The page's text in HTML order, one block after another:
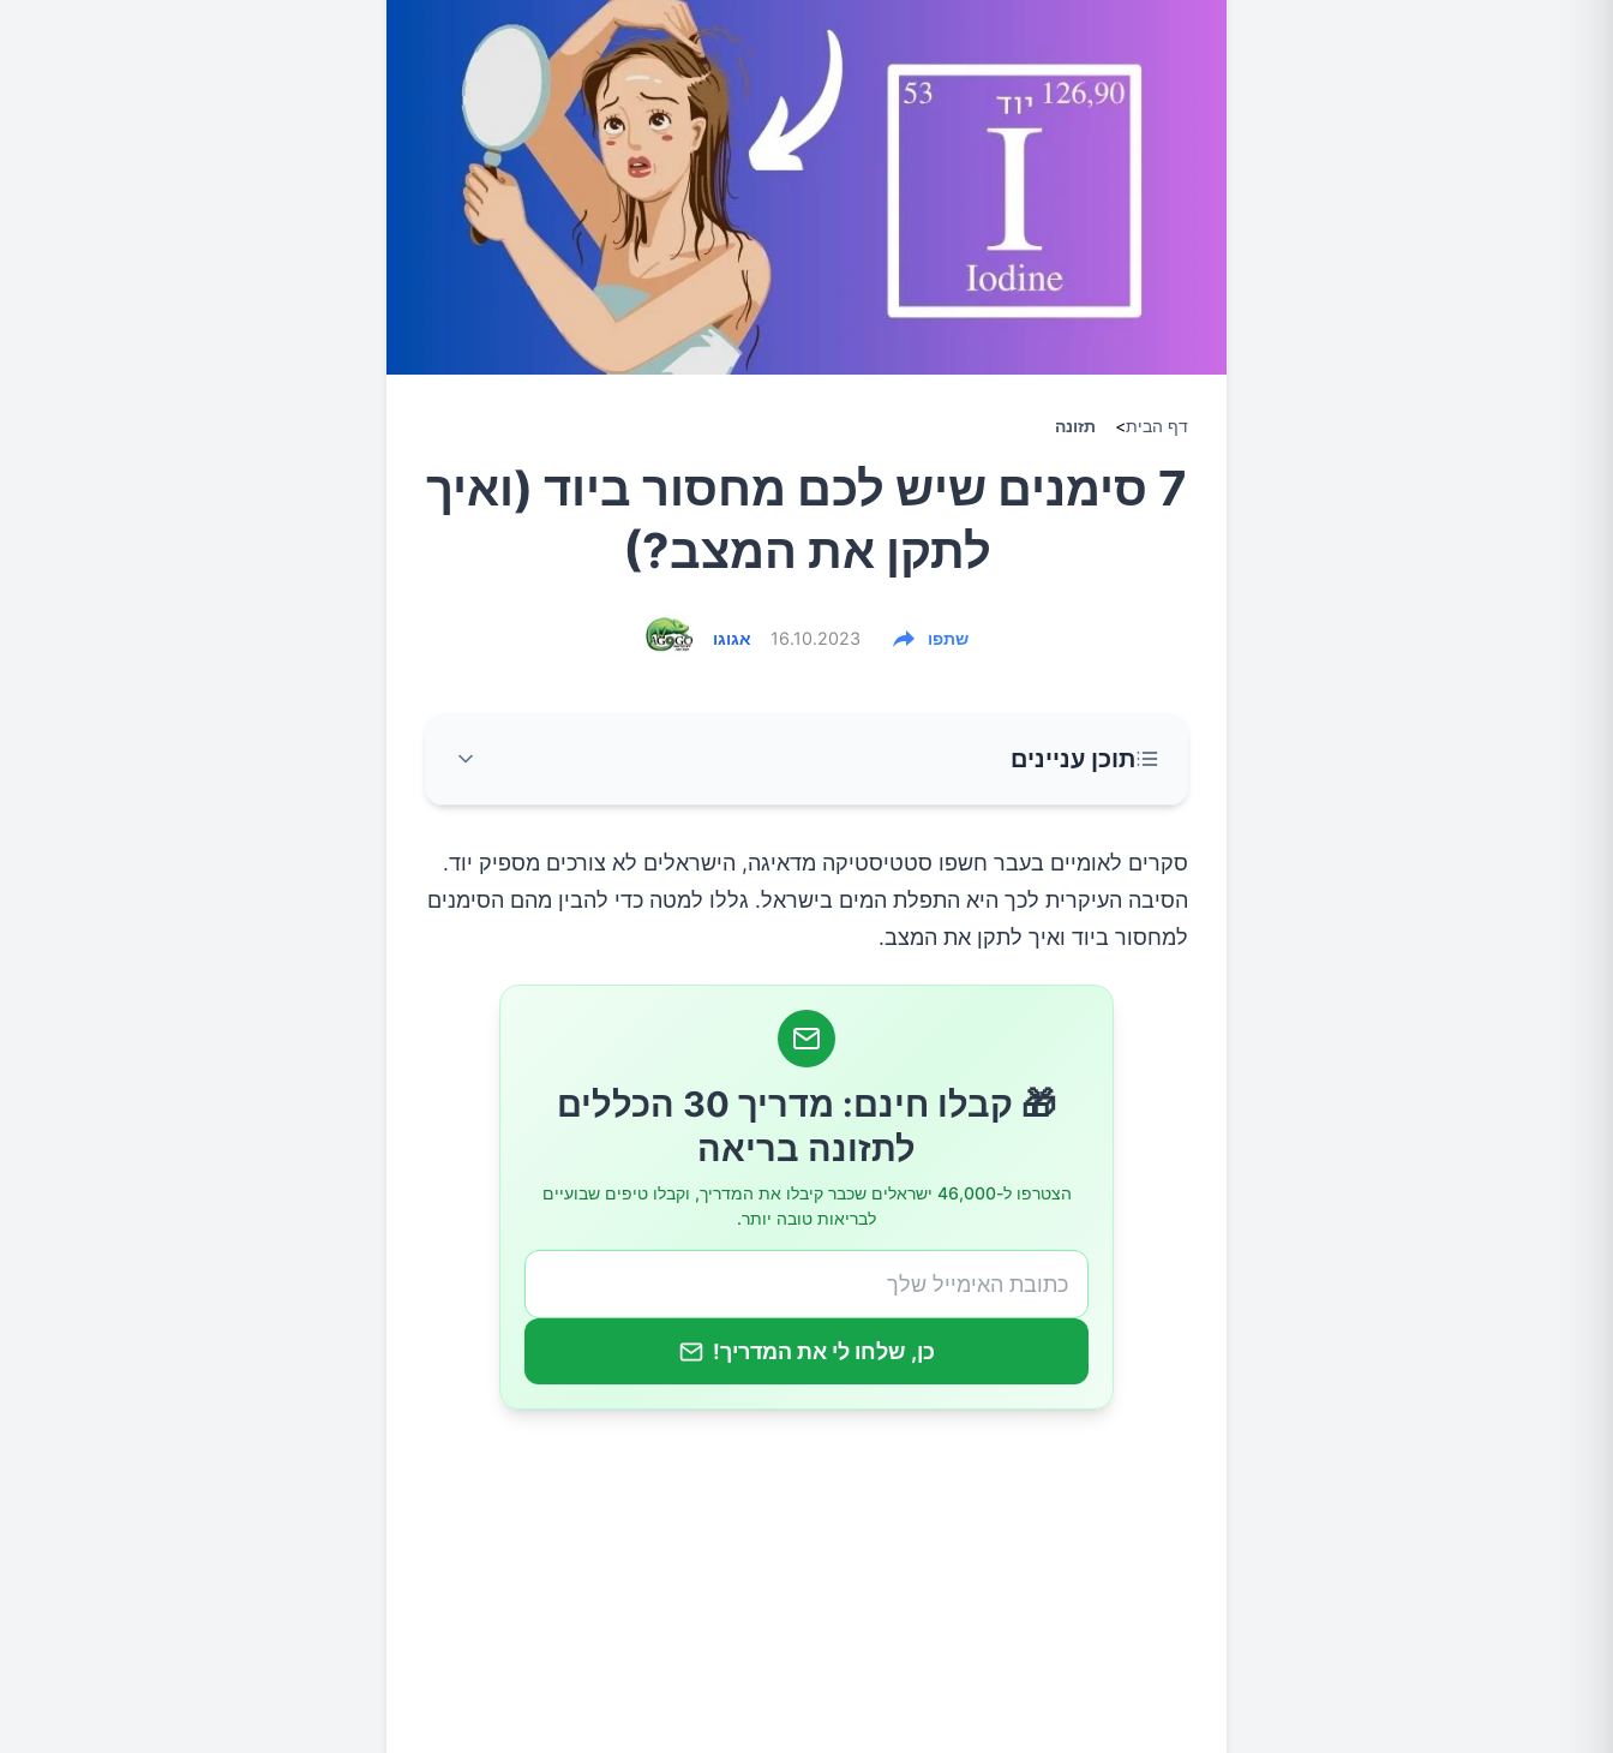
דף הבית> תזונה
7 סימנים שיש לכם מחסור ביוד (ואיך
לתקן את המצב?)
אגוגו 16.10.2023 שתפו
תוכן עניינים
הסימנים של מחסור ביוד
איך לתקן את המחסור ביוד
סקרים לאומיים בעבר חשפו סטטיסטיקה מדאיגה, הישראלים לא צורכים מספיק יוד.
הסיבה העיקרית לכך היא התפלת המים בישראל. גללו למטה כדי להבין מהם הסימנים
למחסור ביוד ואיך לתקן את המצב.
🎁 קבלו חינם: מדריך 30 הכללים
לתזונה בריאה
הצטרפו ל-46,000 ישראלים שכבר קיבלו את המדריך, וקבלו טיפים שבועיים
לבריאות טובה יותר.
כן, שלחו לי את המדריך!